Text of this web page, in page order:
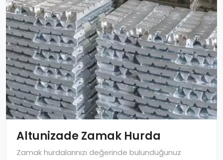
Altunizade Zamak Hurda
Zamak hurdalarınızı değerinde bulunduğunuz